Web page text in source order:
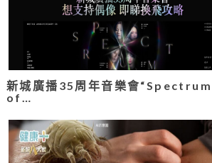
新城廣播35周年音樂會“Spectrum
of…